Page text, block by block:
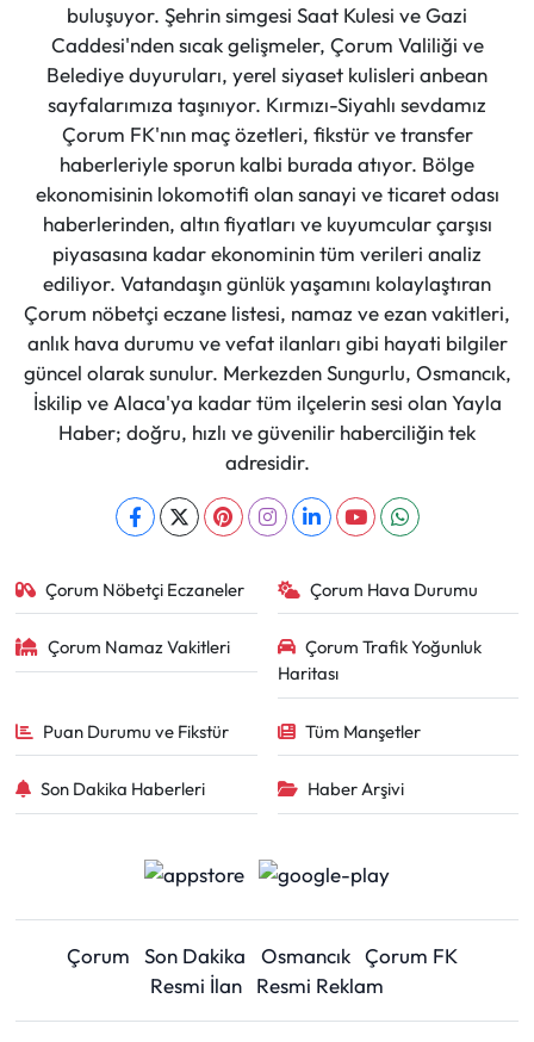
buluşuyor. Şehrin simgesi Saat Kulesi ve Gazi
Caddesi'nden sıcak gelişmeler, Çorum Valiliği ve
Belediye duyuruları, yerel siyaset kulisleri anbean
sayfalarımıza taşınıyor. Kırmızı-Siyahlı sevdamız
Çorum FK'nın maç özetleri, fikstür ve transfer
haberleriyle sporun kalbi burada atıyor. Bölge
ekonomisinin lokomotifi olan sanayi ve ticaret odası
haberlerinden, altın fiyatları ve kuyumcular çarşısı
piyasasına kadar ekonominin tüm verileri analiz
ediliyor. Vatandaşın günlük yaşamını kolaylaştıran
Çorum nöbetçi eczane listesi, namaz ve ezan vakitleri,
anlık hava durumu ve vefat ilanları gibi hayati bilgiler
güncel olarak sunulur. Merkezden Sungurlu, Osmancık,
İskilip ve Alaca'ya kadar tüm ilçelerin sesi olan Yayla
Haber; doğru, hızlı ve güvenilir haberciliğin tek
adresidir.
Çorum Nöbetçi Eczaneler Çorum Hava Durumu
Çorum Namaz Vakitleri
Çorum Trafik Yoğunluk
Haritası
Puan Durumu ve Fikstür Tüm Manşetler
Son Dakika Haberleri Haber Arşivi
Çorum Son Dakika Osmancık Çorum FK
Resmi İlan
Resmi Reklam